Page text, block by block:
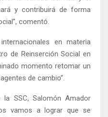
y contribuirá de forma
comentó.
en materia
de Reinserción Social en
momento retomar un
de cambio”.
SSC, Salomón Amador
vamos a lograr que se